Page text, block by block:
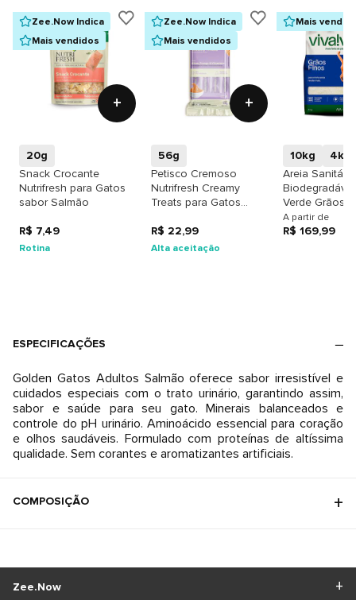
Zee.Now Indica
Mais vendidos
+
20g
Snack Crocante
Nutrifresh para Gatos
sabor Salmão
R$ 7,49
Rotina
Zee.Now Indica
Mais vendidos
+
56g
Petisco Cremoso
Nutrifresh Creamy
Treats para Gatos
Vitaminas
R$ 22,99
Alta aceitação
Mais
10kg
4kg
Areia Sanitária
Verde Grãos
A partir de
R$ 169,99
ESPECIFICAÇÕES
Golden Gatos Adultos Salmão oferece sabor irresistível e
cuidados especiais com o trato urinário, garantindo assim,
sabor e saúde para seu gato. Minerais balanceados e
controle do pH urinário. Aminoácido essencial para coração
e olhos saudáveis. Formulado com proteínas de altíssima
qualidade. Sem corantes e aromatizantes artificiais.
COMPOSIÇÃO
Zee.Now